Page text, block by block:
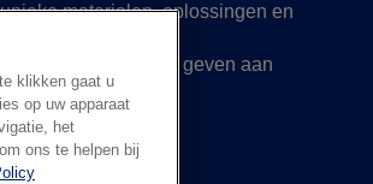
materialen, oplossingen en
en vorm te geven aan
klikken gaat u
op uw apparaat
het
ons te helpen bij